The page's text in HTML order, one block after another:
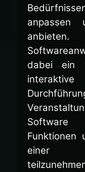
anpassen
dabei ein
Software
Funktionen
einer